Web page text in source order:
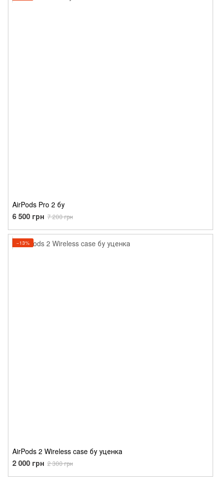
AirPods Pro 2 бу
6 500 грн 7 200 грн
−13%
AirPods 2 Wireless case бу уценка
2 000 грн 2 300 грн